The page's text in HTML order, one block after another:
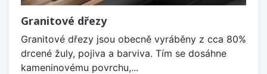
Granitové dřezy
Granitové dřezy jsou obecně vyráběny z cca 80%
drcené žuly, pojiva a barviva. Tím se dosáhne
kameninovému povrchu,...